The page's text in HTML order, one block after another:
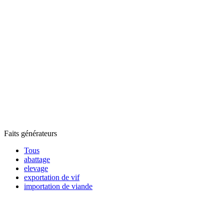
Faits générateurs
Tous
abattage
elevage
exportation de vif
importation de viande